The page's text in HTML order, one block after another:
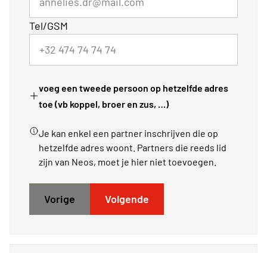
Tel/GSM
voeg een tweede persoon op hetzelfde adres
toe (vb koppel, broer en zus, …)
Je kan enkel een partner inschrijven die op
hetzelfde adres woont. Partners die reeds lid
zijn van Neos, moet je hier niet toevoegen.
Vorige Volgende